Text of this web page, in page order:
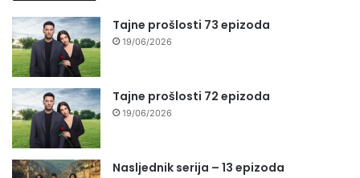
Tajne prošlosti 73 epizoda
19/06/2026
Tajne prošlosti 72 epizoda
19/06/2026
Nasljednik serija – 13 epizoda